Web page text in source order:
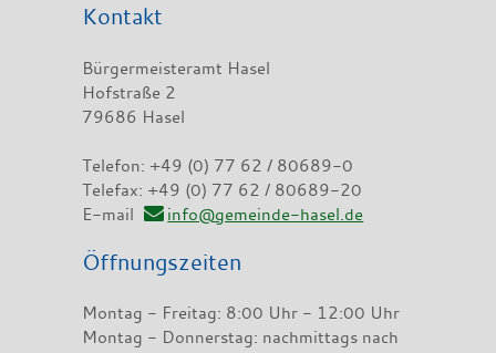
Kontakt
Bürgermeisteramt Hasel
Hofstraße 2
79686 Hasel
Telefon: +49 (0) 77 62 / 80689-0
Telefax: +49 (0) 77 62 / 80689-20
E-mail
info@gemeinde-hasel.de
Öffnungszeiten
Montag - Freitag: 8:00 Uhr - 12:00 Uhr
Montag - Donnerstag: nachmittags nach